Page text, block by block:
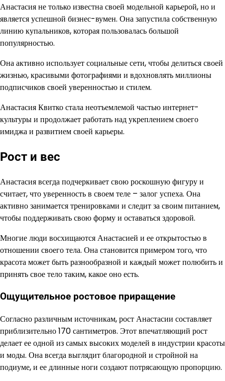
Анастасия не только известна своей модельной карьерой, но и
является успешной бизнес-вумен. Она запустила собственную
линию купальников, которая пользовалась большой
популярностью.
Она активно использует социальные сети, чтобы делиться своей
жизнью, красивыми фотографиями и вдохновлять миллионы
подписчиков своей уверенностью и стилем.
Анастасия Квитко стала неотъемлемой частью интернет-
культуры и продолжает работать над укреплением своего
имиджа и развитием своей карьеры.
Рост и вес
Анастасия всегда подчеркивает свою роскошную фигуру и
считает, что уверенность в своем теле – залог успеха. Она
активно занимается тренировками и следит за своим питанием,
чтобы поддерживать свою форму и оставаться здоровой.
Многие люди восхищаются Анастасией и ее открытостью в
отношении своего тела. Она становится примером того, что
красота может быть разнообразной и каждый может полюбить и
принять свое тело таким, какое оно есть.
Ощущительное ростовое приращение
Согласно различным источникам, рост Анастасии составляет
приблизительно 170 сантиметров. Этот впечатляющий рост
делает ее одной из самых высоких моделей в индустрии красоты
и моды. Она всегда выглядит благородной и стройной на
подиуме, и ее длинные ноги создают потрясающую пропорцию.